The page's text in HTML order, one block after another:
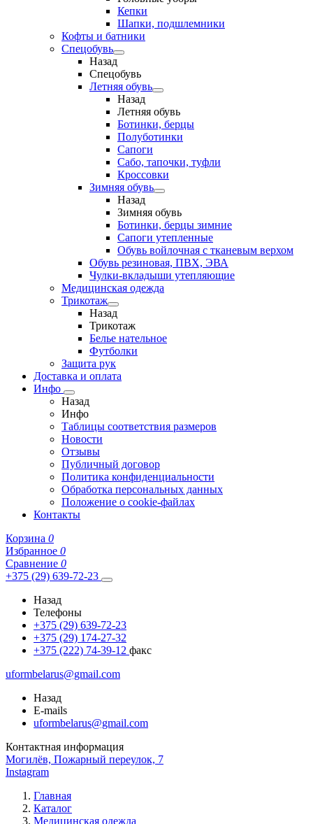
Кепки
Шапки, подшлемники
Кофты и батники
Спецобувь
Назад
Спецобувь
Летняя обувь
Назад
Летняя обувь
Ботинки, берцы
Полуботинки
Сапоги
Сабо, тапочки, туфли
Кроссовки
Зимняя обувь
Назад
Зимняя обувь
Ботинки, берцы зимние
Сапоги утепленные
Обувь войлочная с тканевым верхом
Обувь резиновая, ПВХ, ЭВА
Чулки-вкладыши утепляющие
Медицинская одежда
Трикотаж
Назад
Трикотаж
Белье нательное
Футболки
Защита рук
Доставка и оплата
Инфо
Назад
Инфо
Таблицы соответствия размеров
Новости
Отзывы
Публичный договор
Политика конфиденциальности
Обработка персональных данных
Положение о cookie-файлах
Контакты
Корзина 0
Избранное 0
Сравнение 0
+375 (29) 639-72-23
Назад
Телефоны
+375 (29) 639-72-23
+375 (29) 174-27-32
+375 (222) 74-39-12 факс
uformbelarus@gmail.com
Назад
E-mails
uformbelarus@gmail.com
Контактная информация
Могилёв, Пожарный переулок, 7
Instagram
Главная
Каталог
Медицинская одежда